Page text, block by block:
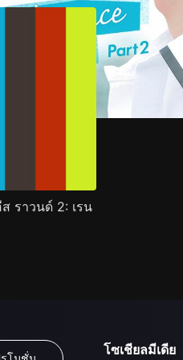
ราวนด์ 2: เรน
โซเชียลมีเดีย